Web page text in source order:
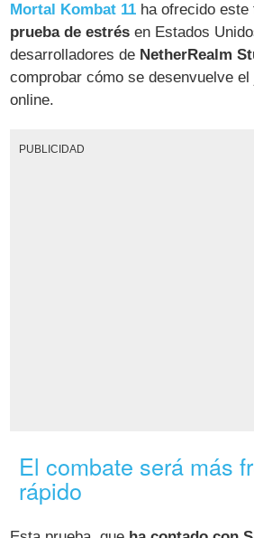
Mortal Kombat 11 ha ofrecido
prueba de estrés en Estados
desarrolladores de NetherRealm
comprobar cómo se desenvuelve el
online.
PUBLICIDAD
El combate será más
rápido